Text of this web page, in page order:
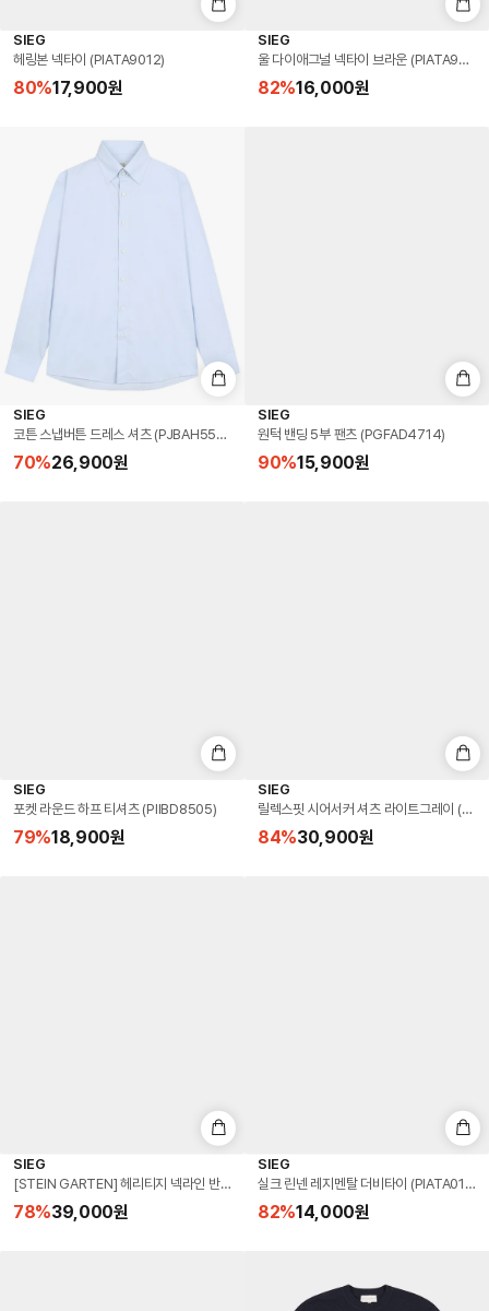
SIEG
헤링본 넥타이 (PIATA9012)
80%17,900원
SIEG
울 다이애그널 넥타이 브라운 (PIATA9006)
82%16,000원
SIEG
코튼 스냅버튼 드레스 셔츠 (PJBAH5506)
70%26,900원
SIEG
원턱 밴딩 5부 팬츠 (PGFAD4714)
90%15,900원
SIEG
포켓 라운드 하프 티셔츠 (PIIBD8505)
79%18,900원
SIEG
릴렉스핏 시어서커 셔츠 라이트그레이
84%30,900원
SIEG
[STEIN GARTEN] 헤리티지 넥라인 반팔 스웨트셔츠 (PIIBD8916)
78%39,000원
SIEG
실크 린넨 레지멘탈 더비타이 (PIATA0115)
82%14,000원